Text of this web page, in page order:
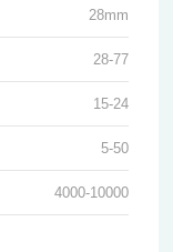
28mm
28-77
15-24
5-50
4000-10000